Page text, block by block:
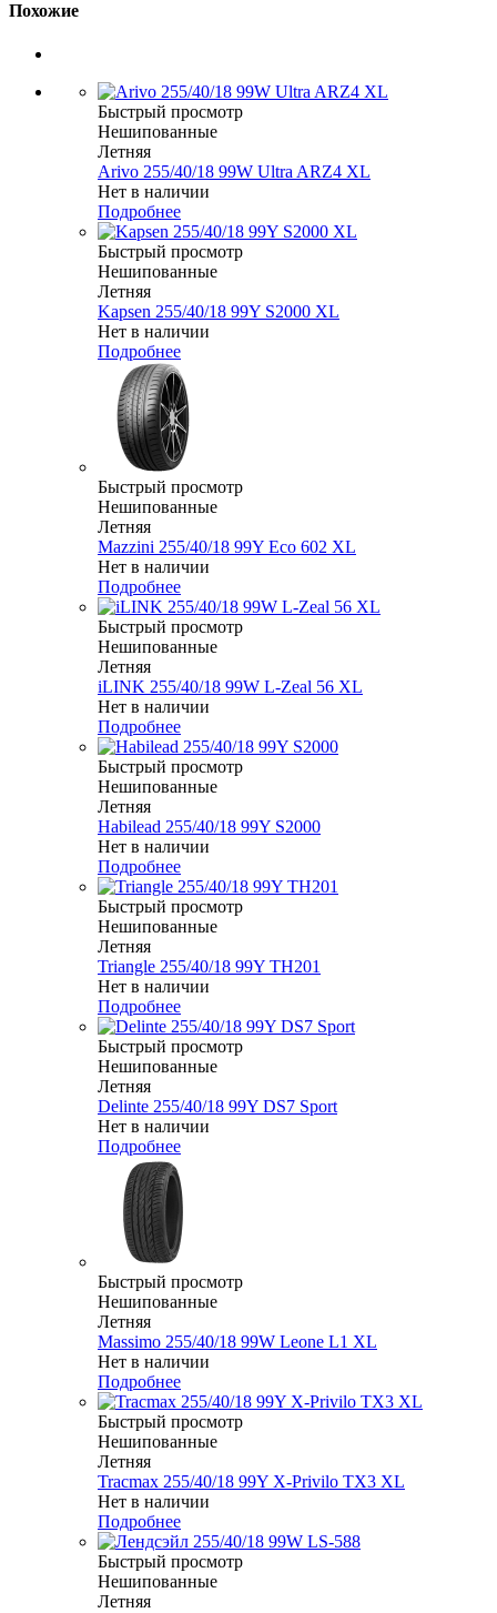
Похожие
Быстрый просмотр
Нешипованные
Летняя
Arivo 255/40/18 99W Ultra ARZ4 XL
Нет в наличии
Подробнее
Быстрый просмотр
Нешипованные
Летняя
Kapsen 255/40/18 99Y S2000 XL
Нет в наличии
Подробнее
Быстрый просмотр
Нешипованные
Летняя
Mazzini 255/40/18 99Y Eco 602 XL
Нет в наличии
Подробнее
Быстрый просмотр
Нешипованные
Летняя
iLINK 255/40/18 99W L-Zeal 56 XL
Нет в наличии
Подробнее
Быстрый просмотр
Нешипованные
Летняя
Habilead 255/40/18 99Y S2000
Нет в наличии
Подробнее
Быстрый просмотр
Нешипованные
Летняя
Triangle 255/40/18 99Y TH201
Нет в наличии
Подробнее
Быстрый просмотр
Нешипованные
Летняя
Delinte 255/40/18 99Y DS7 Sport
Нет в наличии
Подробнее
Быстрый просмотр
Нешипованные
Летняя
Massimo 255/40/18 99W Leone L1 XL
Нет в наличии
Подробнее
Быстрый просмотр
Нешипованные
Летняя
Tracmax 255/40/18 99Y X-Privilo TX3 XL
Нет в наличии
Подробнее
Быстрый просмотр
Нешипованные
Летняя